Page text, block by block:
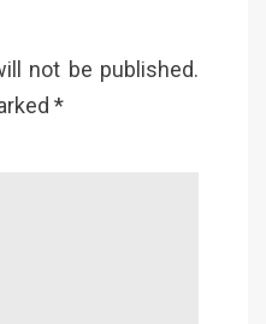
not be published.
*